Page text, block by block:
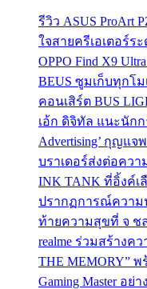
รีวิว ASUS ProArt
ใจสายครีเอเตอร์
OPPO Find X9
BEUS ซูมเก็บทุกโ
คอนเสิร์ต BUS
เอ้ก ดิจิทัล แนะนักก
Advertising’ กุญแ
บราเดอร์ส่งต่อควา
INK TANK ที่อิ้งค์เ
ปรากฏการณ์ความ
ท้ายความสุขที่ จ ช
realme ร่วมสร้างค
THE MEMORY”
Gaming Master อย่